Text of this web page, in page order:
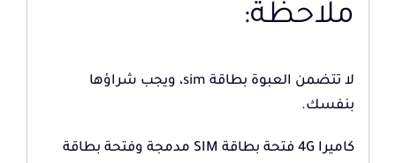
ملاحظة:
لا تتضمن العبوة بطاقة sim، ويجب شراؤها
بنفسك.
كاميرا 4G فتحة بطاقة SIM مدمجة وفتحة بطاقة